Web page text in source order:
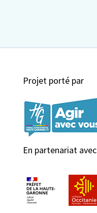
Projet porté par
En partenariat avec